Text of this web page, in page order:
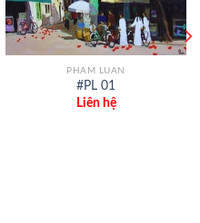
PHAM LUAN
#PL 01
Liên hệ